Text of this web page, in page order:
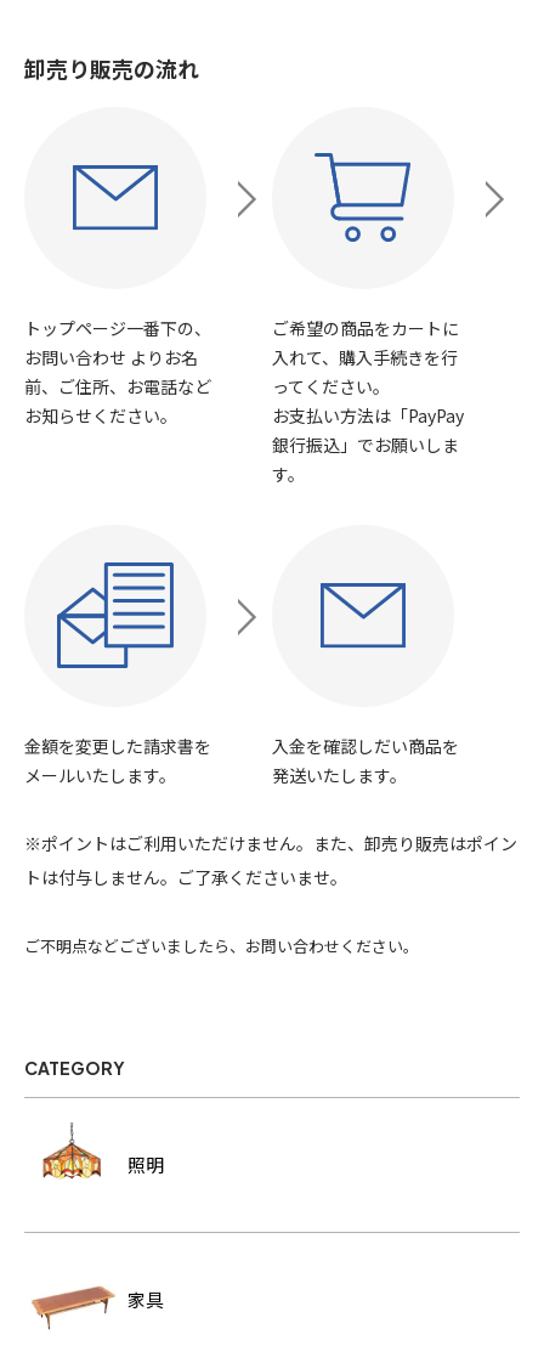
卸売り販売の流れ
トップページ一番下の、
お問い合わせ よりお名
前、ご住所、お電話など
お知らせください。
ご希望の商品をカートに
入れて、購入手続きを行
ってください。
お支払い方法は「PayPay
銀行振込」でお願いしま
す。
金額を変更した請求書を
メールいたします。
入金を確認しだい商品を
発送いたします。
※ポイントはご利用いただけません。また、卸売り販売はポイン
トは付与しません。ご了承くださいませ。
ご不明点などございましたら、お問い合わせください。
CATEGORY
照明
家具